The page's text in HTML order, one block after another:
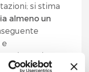
si stima
almeno un
e
essi stessi